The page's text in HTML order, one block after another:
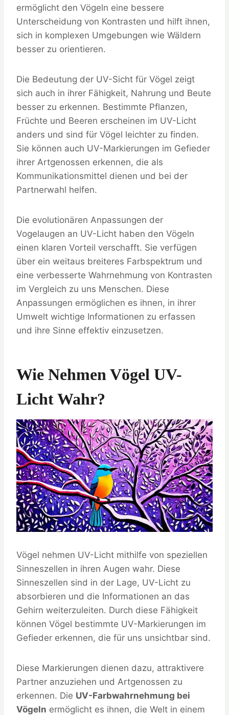
ermöglicht den Vögeln eine bessere
Unterscheidung von Kontrasten und hilft ihnen,
sich in komplexen Umgebungen wie Wäldern
besser zu orientieren.
Die Bedeutung der UV-Sicht für Vögel zeigt
sich auch in ihrer Fähigkeit, Nahrung und Beute
besser zu erkennen. Bestimmte Pflanzen,
Früchte und Beeren erscheinen im UV-Licht
anders und sind für Vögel leichter zu finden.
Sie können auch UV-Markierungen im Gefieder
ihrer Artgenossen erkennen, die als
Kommunikationsmittel dienen und bei der
Partnerwahl helfen.
Die evolutionären Anpassungen der
Vogelaugen an UV-Licht haben den Vögeln
einen klaren Vorteil verschafft. Sie verfügen
über ein weitaus breiteres Farbspektrum und
eine verbesserte Wahrnehmung von Kontrasten
im Vergleich zu uns Menschen. Diese
Anpassungen ermöglichen es ihnen, in ihrer
Umwelt wichtige Informationen zu erfassen
und ihre Sinne effektiv einzusetzen.
Wie Nehmen Vögel UV-
Licht Wahr?
Vögel nehmen UV-Licht mithilfe von speziellen
Sinneszellen in ihren Augen wahr. Diese
Sinneszellen sind in der Lage, UV-Licht zu
absorbieren und die Informationen an das
Gehirn weiterzuleiten. Durch diese Fähigkeit
können Vögel bestimmte UV-Markierungen im
Gefieder erkennen, die für uns unsichtbar sind.
Diese Markierungen dienen dazu, attraktivere
Partner anzuziehen und Artgenossen zu
erkennen. Die UV-Farbwahrnehmung bei
Vögeln ermöglicht es ihnen, die Welt in einem